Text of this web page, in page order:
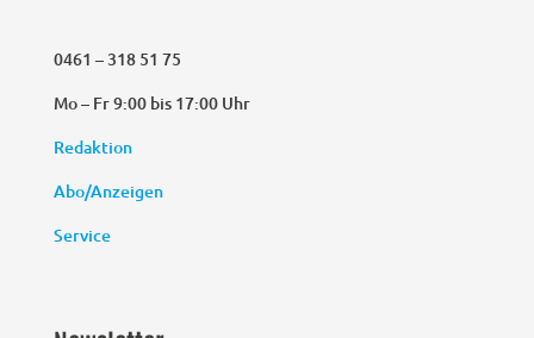
0461 – 318 51 75
Mo – Fr 9:00 bis 17:00 Uhr
Redaktion
Abo/Anzeigen
Service